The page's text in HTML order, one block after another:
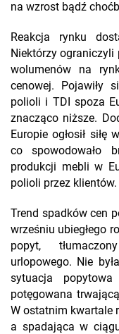
na wzrost bądź
Reakcja rynku
Niektórzy
wolumenów na
cenowej. Pojawiły
polioli i TDI spoza
znacząco niższe.
Europie ogłosił
co spowodowało
produkcji mebli w
polioli przez klientów.
Trend spadków cen
wrześniu ubiegłego
popyt,
urlopowego. Nie
sytuacja
potęgowana
W ostatnim kwartale
a spadająca w